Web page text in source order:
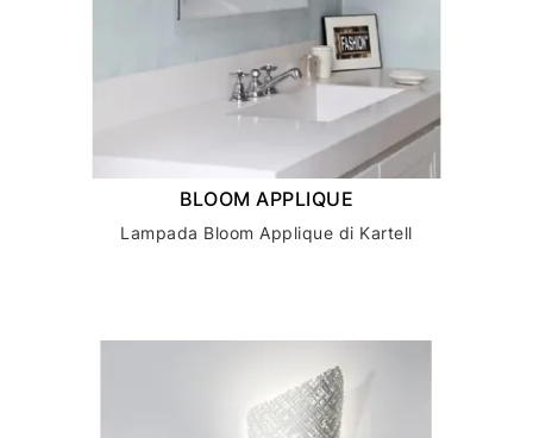
BLOOM APPLIQUE
Lampada Bloom Applique di Kartell